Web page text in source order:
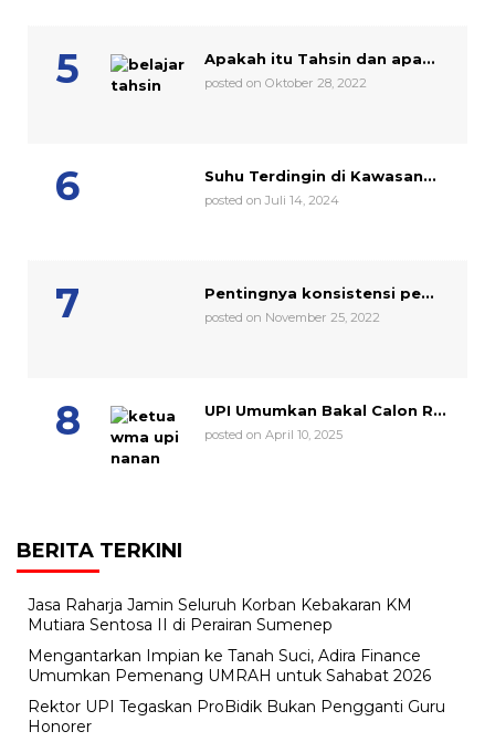
Apakah itu Tahsin dan apa...
posted on Oktober 28, 2022
Suhu Terdingin di Kawasan...
posted on Juli 14, 2024
Pentingnya konsistensi pe...
posted on November 25, 2022
UPI Umumkan Bakal Calon R...
posted on April 10, 2025
BERITA TERKINI
Jasa Raharja Jamin Seluruh Korban Kebakaran KM
Mutiara Sentosa II di Perairan Sumenep
Mengantarkan Impian ke Tanah Suci, Adira Finance
Umumkan Pemenang UMRAH untuk Sahabat 2026
Rektor UPI Tegaskan ProBidik Bukan Pengganti Guru
Honorer